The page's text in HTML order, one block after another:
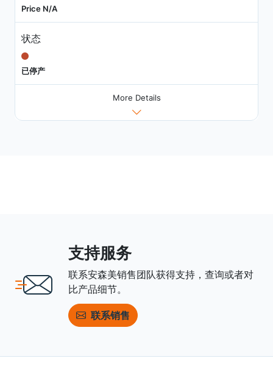
Price N/A
状态
已停产
More Details
支持服务
联系安森美销售团队获得支持，查询或者对
比产品细节。
联系销售